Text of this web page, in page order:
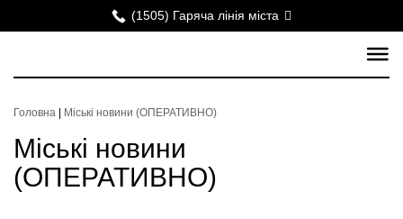
(1505) Гаряча лінія міста
Головна Міські новини (ОПЕРАТИВНО)
Міські новини
(ОПЕРАТИВНО)